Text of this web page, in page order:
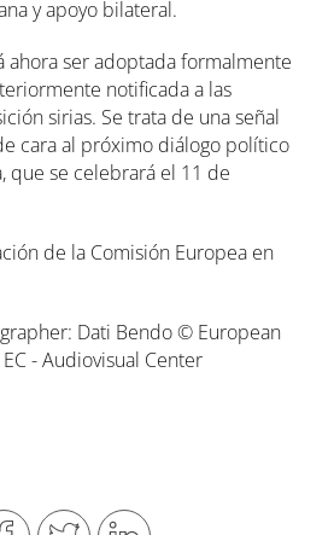
y apoyo bilateral.
ahora ser adoptada formalmente
notificada a las
sirias. Se trata de una señal
cara al próximo diálogo político
que se celebrará el 11 de
de la Comisión Europea en
Dati Bendo © European
- Audiovisual Center